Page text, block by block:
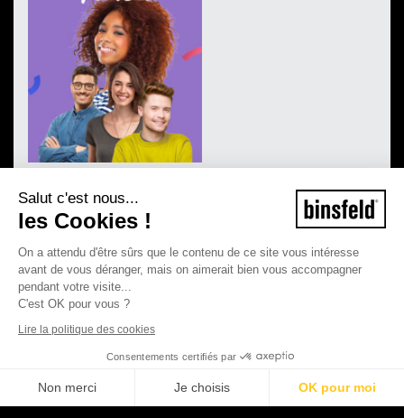
Salut c'est nous...
les Cookies !
On a attendu d'être sûrs que le contenu de ce site vous intéresse
avant de vous déranger, mais on aimerait bien vous accompagner
pendant votre visite...
C'est OK pour vous ?
Lire la politique des cookies
Consentements certifiés par
Non merci Je choisis OK pour moi
©2026 Binsfeld - Tous droits réservés